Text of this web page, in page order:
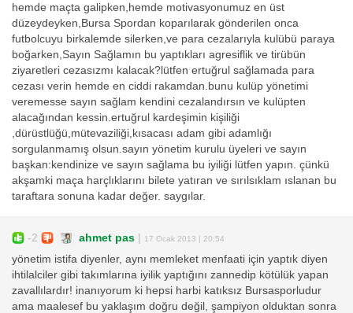
hemde maçta galipken,hemde motivasyonumuz en üst
düzeydeyken,Bursa Spordan koparılarak gönderilen onca
futbolcuyu birkalemde silerken,ve para cezalarıyla kulübü paraya
boğarken,Sayın Sağlamın bu yaptıkları agresiflik ve tirübün
ziyaretleri cezasızmı kalacak?lütfen ertuğrul sağlamada para
cezası verin hemde en ciddi rakamdan.bunu kulüp yönetimi
veremesse sayın sağlam kendini cezalandırsın ve kulüpten
alacağından kessin.ertuğrul kardeşimin kişiliği
,dürüstlüğü,mütevaziliği,kısacası adam gibi adamlığı
sorgulanmamış olsun.sayın yönetim kurulu üyeleri ve sayın
başkan:kendinize ve sayın sağlama bu iyiliği lütfen yapın. çünkü
akşamki maça harçlıklarını bilete yatıran ve sırılsıklam ıslanan bu
taraftara sonuna kadar değer. saygılar.
-2 ahmet pas | 17 Ocak 2013 | 20:54
yönetim istifa diyenler, aynı memleket menfaati için yaptık diyen
ihtilalciler gibi takımlarına iyilik yaptığını zannedip kötülük yapan
zavallılardır! inanıyorum ki hepsi harbi katıksız Bursasporludur
ama maalesef bu yaklaşım doğru değil, şampiyon olduktan sonra